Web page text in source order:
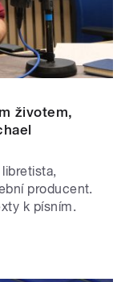
životem,
producent.
k písním.